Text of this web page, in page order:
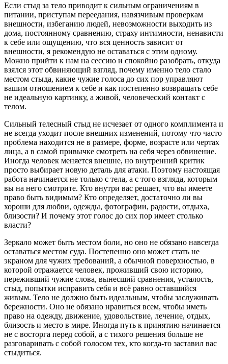
Если стыд за тело приводит к сильным ограничениям в
питании, приступам переедания, навязчивым проверкам
внешности, избеганию людей, невозможности выходить из
дома, постоянному сравнению, страху интимности, ненависти
к себе или ощущению, что вся ценность зависит от
внешности, я рекомендую не оставаться с этим одному.
Можно прийти к нам на сессию и спокойно разобрать, откуда
взялся этот обвиняющий взгляд, почему именно тело стало
местом стыда, какие чужие голоса до сих пор управляют
вашим отношением к себе и как постепенно возвращать себе
не идеальную картинку, а живой, человеческий контакт с
телом.
Сильный телесный стыд не исчезает от одного комплимента и
не всегда уходит после внешних изменений, потому что часто
проблема находится не в размере, форме, возрасте или чертах
лица, а в самой привычке смотреть на себя через обвинение.
Иногда человек меняется внешне, но внутренний критик
просто выбирает новую деталь для атаки. Поэтому настоящая
работа начинается не только с тела, а с того взгляда, которым
вы на него смотрите. Кто внутри вас решает, что вы имеете
право быть видимым? Кто определяет, достаточно ли вы
хороши для любви, одежды, фотографии, радости, отдыха,
близости? И почему этот голос до сих пор имеет столько
власти?
Зеркало может быть местом боли, но оно не обязано навсегда
оставаться местом суда. Постепенно оно может стать не
экраном для чужих требований, а обычной поверхностью, в
которой отражается человек, проживший свою историю,
переживший чужие слова, вынесший сравнения, усталость,
стыд, попытки исправить себя и всё равно оставшийся
живым. Тело не должно быть идеальным, чтобы заслуживать
бережности. Оно не обязано нравиться всем, чтобы иметь
право на одежду, движение, удовольствие, лечение, отдых,
близость и место в мире. Иногда путь к принятию начинается
не с восторга перед собой, а с тихого решения больше не
разговаривать с собой голосом тех, кто когда-то заставил вас
стыдиться.